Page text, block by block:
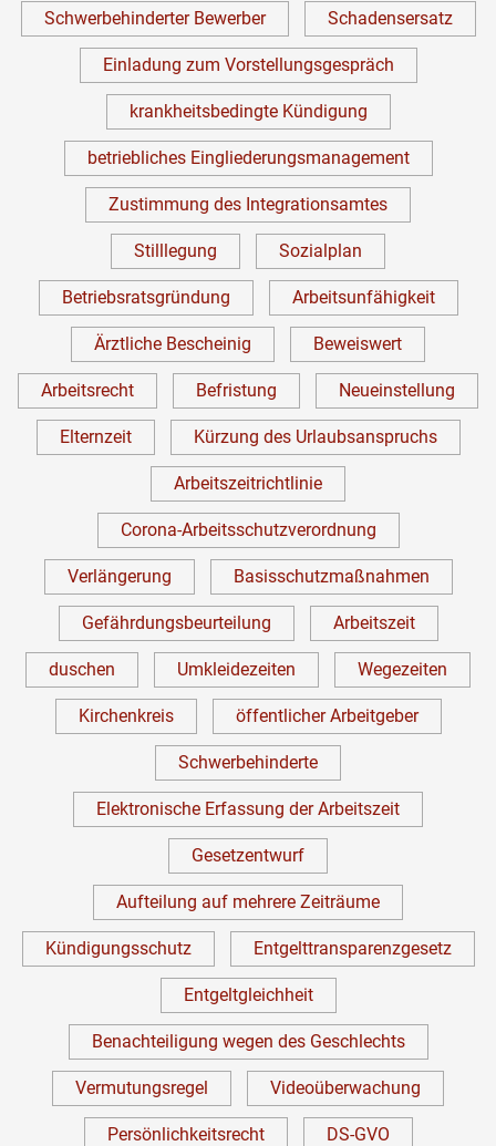
Schwerbehinderter Bewerber Schadensersatz
Einladung zum Vorstellungsgespräch
krankheitsbedingte Kündigung
betriebliches Eingliederungsmanagement
Zustimmung des Integrationsamtes
Stilllegung Sozialplan
Betriebsratsgründung Arbeitsunfähigkeit
Ärztliche Bescheinig Beweiswert
Arbeitsrecht Befristung Neueinstellung
Elternzeit Kürzung des Urlaubsanspruchs
Arbeitszeitrichtlinie
Corona-Arbeitsschutzverordnung
Verlängerung Basisschutzmaßnahmen
Gefährdungsbeurteilung Arbeitszeit
duschen Umkleidezeiten Wegezeiten
Kirchenkreis öffentlicher Arbeitgeber
Schwerbehinderte
Elektronische Erfassung der Arbeitszeit
Gesetzentwurf
Aufteilung auf mehrere Zeiträume
Kündigungsschutz Entgelttransparenzgesetz
Entgeltgleichheit
Benachteiligung wegen des Geschlechts
Vermutungsregel Videoüberwachung
Persönlichkeitsrecht DS-GVO